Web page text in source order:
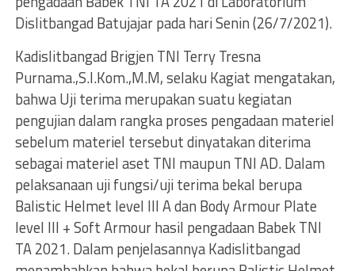
Dislitbangad Batujajar pada hari Senin (26/7/2021).
Kadislitbangad Brigjen TNI Terry Tresna
Purnama.,S.I.Kom.,M.M, selaku Kagiat mengatakan,
bahwa Uji terima merupakan suatu kegiatan
pengujian dalam rangka proses pengadaan materiel
sebelum materiel tersebut dinyatakan diterima
sebagai materiel aset TNI maupun TNI AD. Dalam
pelaksanaan uji fungsi/uji terima bekal berupa
Balistic Helmet level III A dan Body Armour Plate
level III + Soft Armour hasil pengadaan Babek TNI
TA 2021. Dalam penjelasannya Kadislitbangad